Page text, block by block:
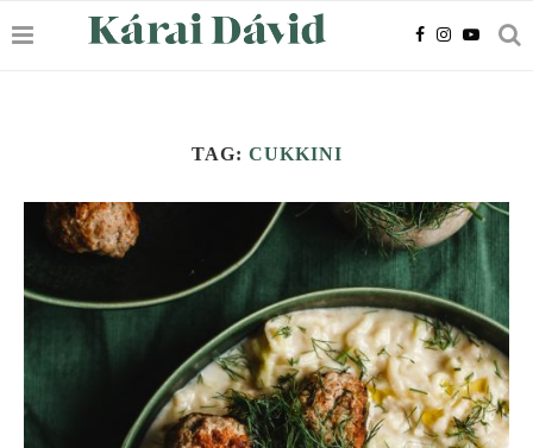
TAG: CUKKINI